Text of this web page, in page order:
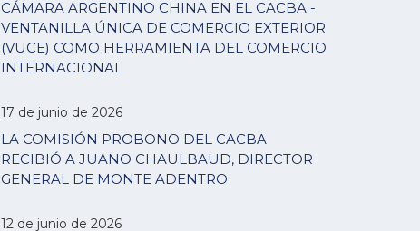
CÁMARA ARGENTINO CHINA EN EL CACBA -
VENTANILLA ÚNICA DE COMERCIO EXTERIOR
(VUCE) COMO HERRAMIENTA DEL COMERCIO
INTERNACIONAL
17 de junio de 2026
LA COMISIÓN PROBONO DEL CACBA
RECIBIÓ A JUANO CHAULBAUD, DIRECTOR
GENERAL DE MONTE ADENTRO
12 de junio de 2026